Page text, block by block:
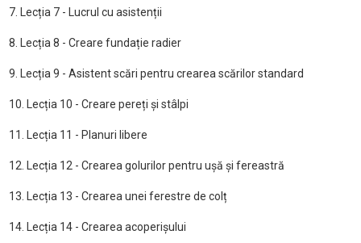
7. Lecția 7 - Lucrul cu asistenții
8. Lecția 8 - Creare fundație radier
9. Lecția 9 - Asistent scări pentru crearea scărilor standard
10. Lecția 10 - Creare pereți și stâlpi
11. Lecția 11 - Planuri libere
12. Lecția 12 - Crearea golurilor pentru ușă și fereastră
13. Lecția 13 - Crearea unei ferestre de colț
14. Lecția 14 - Crearea acoperișului